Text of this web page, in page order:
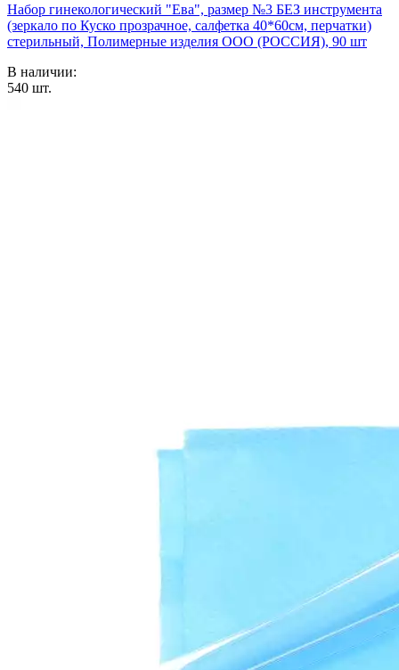
Набор гинекологический "Ева", размер №3 БЕЗ инструмента
(зеркало по Куско прозрачное, салфетка 40*60см, перчатки)
стерильный, Полимерные изделия OOO (РОССИЯ), 90 шт
В наличии:
540 шт.